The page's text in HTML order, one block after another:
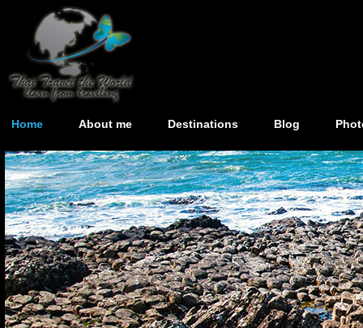
Home About me Destinations Blog